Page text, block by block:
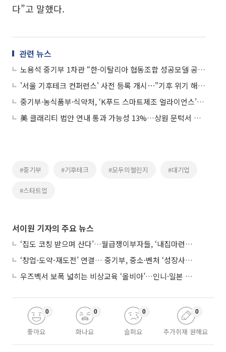
다”고 말했다.
관련 뉴스
노용석 중기부 1차관 “한-이탈리아 협동조합 성공모델 공유·협력 확대”
'서울 기후테크 컨퍼런스' 사전 등록 개시⋯"기후 위기 해법 찾는다"
중기부·농식품부·식약처, ‘K푸드 스마트제조 얼라이언스’ 출범 맞손
美 클래리티 법안 연내 통과 가능성 13%…상원 문턱서 제동
#중기부 #기후테크 #모두의챌린지 #대기업
#스타트업
서이원 기자의 주요 뉴스
‘집도 코칭 받으며 산다’…월급쟁이부자들, ‘내집마련’ 신청 증가세
‘창업-도약-재도전’ 연결… 중기부, 중소·벤처 ‘성장사다리’ 짓는다
우즈벡서 보폭 넓히는 비상교육 ‘올비아’…인니·일본 진출 타진
좋아요
0
화나요
0
슬퍼요
0
추가취재 원해요
0